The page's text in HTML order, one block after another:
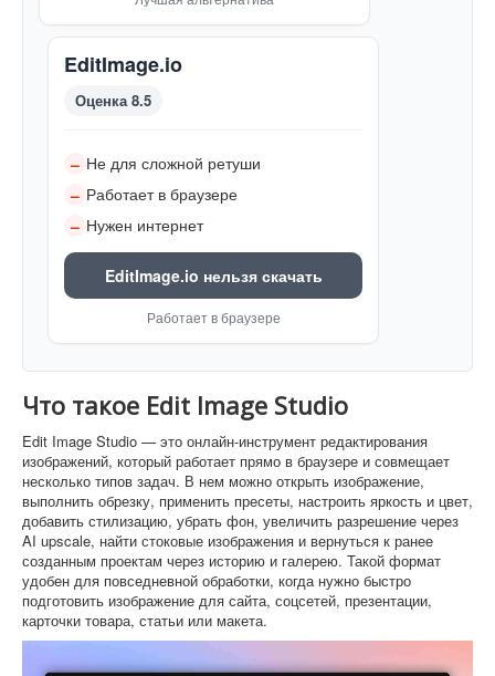
EditImage.io
Оценка 8.5
– Не для сложной ретуши
– Работает в браузере
– Нужен интернет
EditImage.io нельзя скачать
Работает в браузере
Что такое Edit Image Studio
Edit Image Studio — это онлайн-инструмент редактирования
изображений, который работает прямо в браузере и совмещает
несколько типов задач. В нем можно открыть изображение,
выполнить обрезку, применить пресеты, настроить яркость и цвет,
добавить стилизацию, убрать фон, увеличить разрешение через
AI upscale, найти стоковые изображения и вернуться к ранее
созданным проектам через историю и галерею. Такой формат
удобен для повседневной обработки, когда нужно быстро
подготовить изображение для сайта, соцсетей, презентации,
карточки товара, статьи или макета.